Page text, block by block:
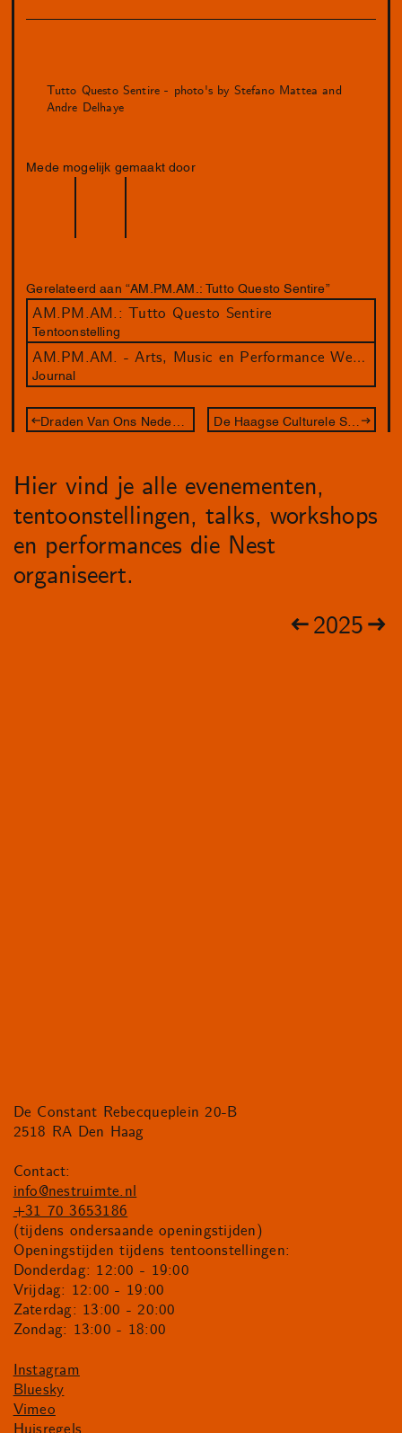
Tutto Questo Sentire - photo's by Stefano Mattea and
Andre Delhaye
Mede mogelijk gemaakt door
Gerelateerd aan “AM.PM.AM.: Tutto Questo Sentire”
AM.PM.AM.: Tutto Questo Sentire
Tentoonstelling
AM.PM.AM. - Arts, Music en Performance Weekenders door Nest
Journal
Hier vind je alle evenementen,
tentoonstellingen, talks, workshops
en performances die Nest
organiseert.
2025
De Constant Rebecqueplein 20-B
2518 RA Den Haag
Contact:
info@nestruimte.nl
+31 70 3653186
(tijdens ondersaande openingstijden)
Openingstijden tijdens tentoonstellingen:
Donderdag: 12:00 - 19:00
Vrijdag: 12:00 - 19:00
Zaterdag: 13:00 - 20:00
Zondag: 13:00 - 18:00
Instagram
Bluesky
Vimeo